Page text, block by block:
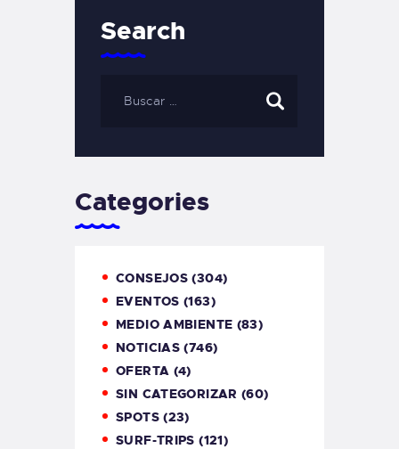
Search
Categories
CONSEJOS (304)
EVENTOS (163)
MEDIO AMBIENTE (83)
NOTICIAS (746)
OFERTA (4)
SIN CATEGORIZAR (60)
SPOTS(23)
SURF-TRIPS (121)